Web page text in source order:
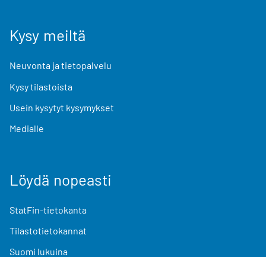
Kysy meiltä
Neuvonta ja tietopalvelu
Kysy tilastoista
Usein kysytyt kysymykset
Medialle
Löydä nopeasti
StatFin-tietokanta
Tilastotietokannat
Suomi lukuina